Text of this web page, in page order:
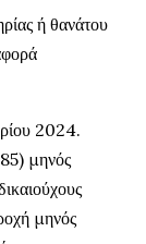
ή θανάτου
2024.
μηνός
μηνός